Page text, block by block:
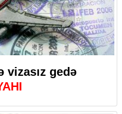
vizasız gedə